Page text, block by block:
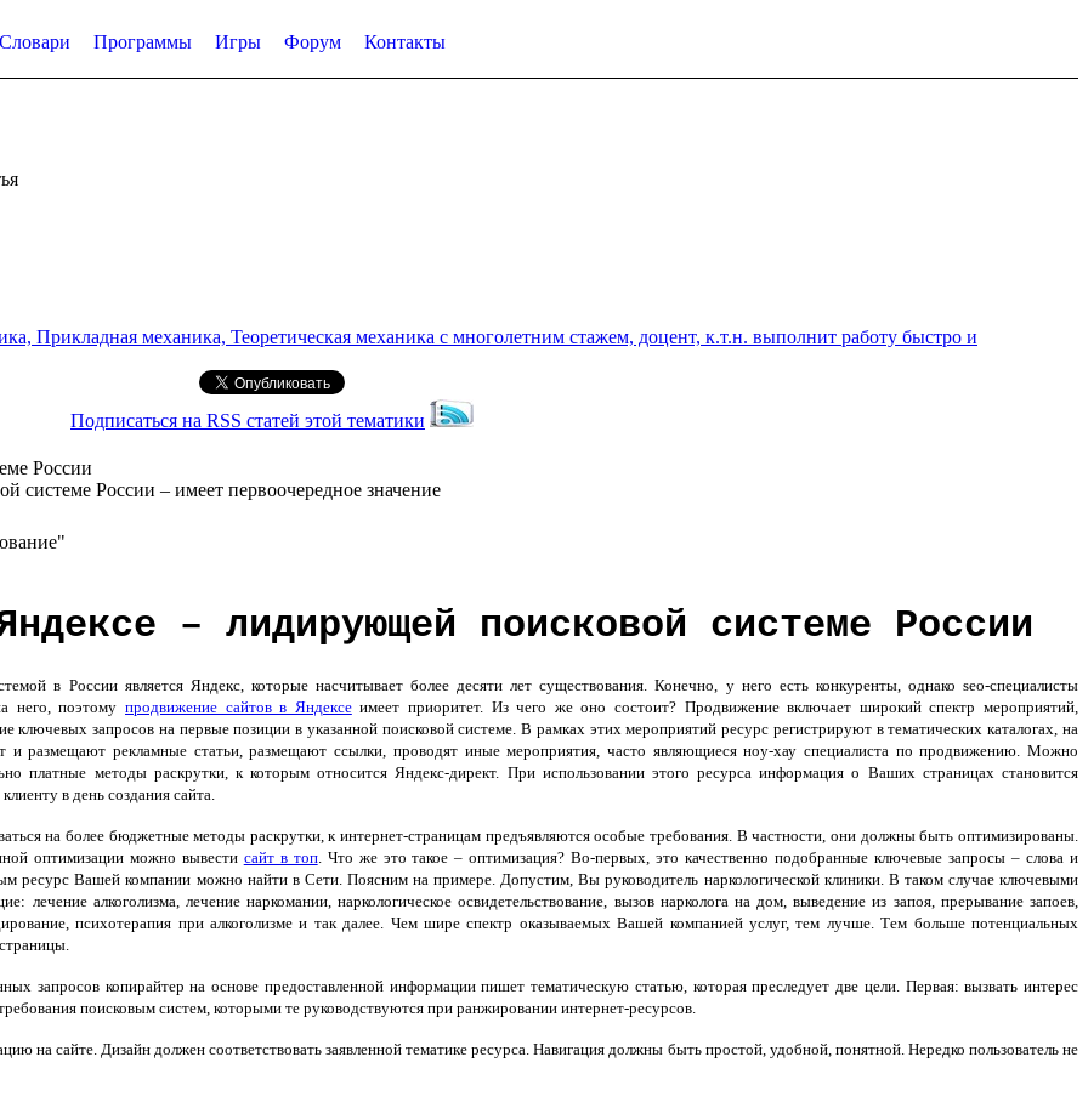
Словари Программы Игры Форум Контакты
Прикладная механика, Теоретическая механика с многолетним стажем, доцент, к.т.н. выполнит работу быстро и
Подписаться на RSS статей этой тематики
России
России – имеет первоочередное значение
– лидирующей поисковой системе России
в России является Яндекс, которые насчитывает более десяти лет существования. Конечно, у него есть конкуренты, однако seo-специалисты
него, поэтому продвижение сайтов в Яндексеимеет приоритет. Из чего же оно состоит? Продвижение включает широкий спектр мероприятий,
ключевых запросов на первые позиции в указанной поисковой системе. В рамках этих мероприятий ресурс регистрируют в тематических каталогах, на
и размещают рекламные статьи, размещают ссылки, проводят иные мероприятия, часто являющиеся ноу-хау специалиста по продвижению. Можно
платные методы раскрутки, к которым относится Яндекс-директ. При использовании этого ресурса информация о Ваших страницах становится
в день создания сайта.
на более бюджетные методы раскрутки, к интернет-страницам предъявляются особые требования. В частности, они должны быть оптимизированы.
оптимизации можно вывести сайт в топ. Что же это такое – оптимизация? Во-первых, это качественно подобранные ключевые запросы – слова и
ресурс Вашей компании можно найти в Сети. Поясним на примере. Допустим, Вы руководитель наркологической клиники. В таком случае ключевыми
лечение алкоголизма, лечение наркомании, наркологическое освидетельствование, вызов нарколога на дом, выведение из запоя, прерывание запоев,
психотерапия при алкоголизме и так далее. Чем шире спектр оказываемых Вашей компанией услуг, тем лучше. Тем больше потенциальных
запросов копирайтер на основе предоставленной информации пишет тематическую статью, которая преследует две цели. Первая: вызвать интерес
поисковым систем, которыми те руководствуются при ранжировании интернет-ресурсов.
на сайте. Дизайн должен соответствовать заявленной тематике ресурса. Навигация должны быть простой, удобной, понятной. Нередко пользователь не